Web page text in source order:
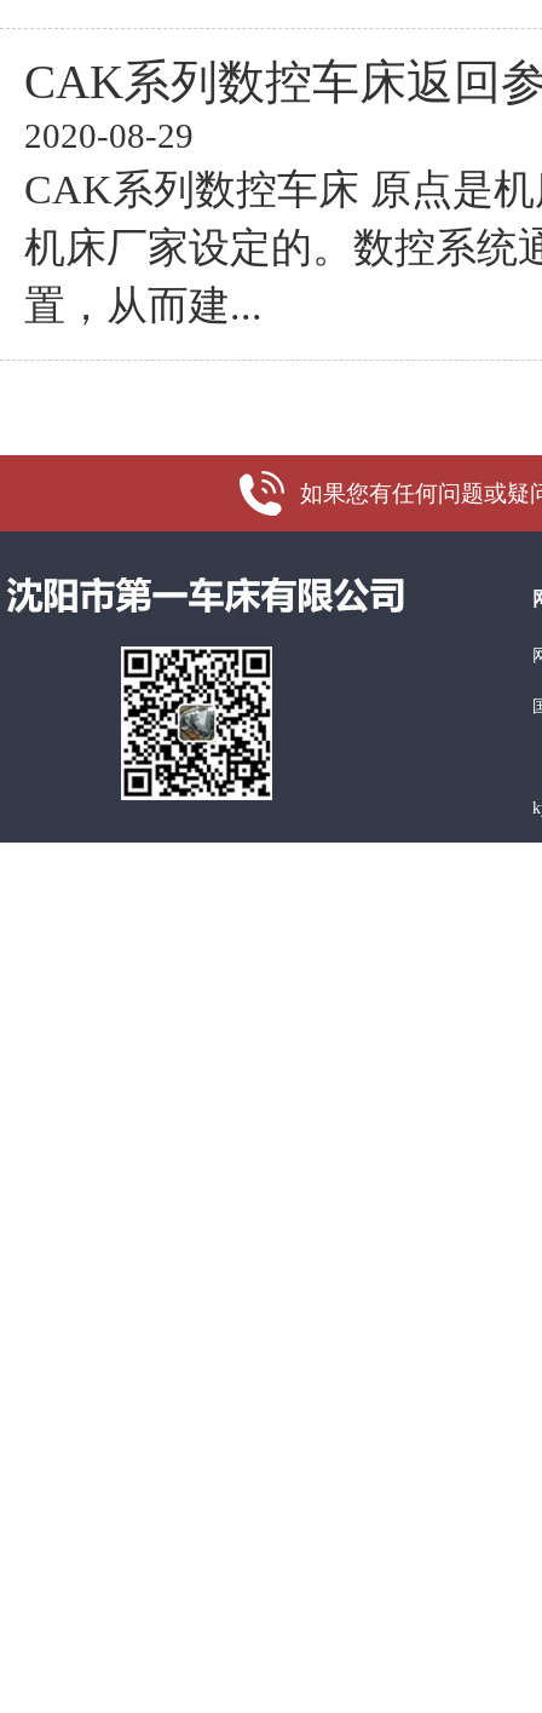
CAK系列数控车床返回
2020-08-29
CAK系列数控车床 原点是
机床厂家设定的。数控系统
置，从而建...
如果您有任何问题或疑